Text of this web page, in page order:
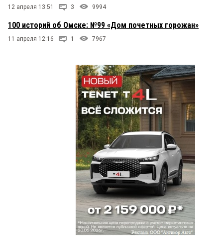
12 апреля 13:51 3 9994
100 историй об Омске: №99 «Дом почетных горожан»
11 апреля 12:16 1 7967